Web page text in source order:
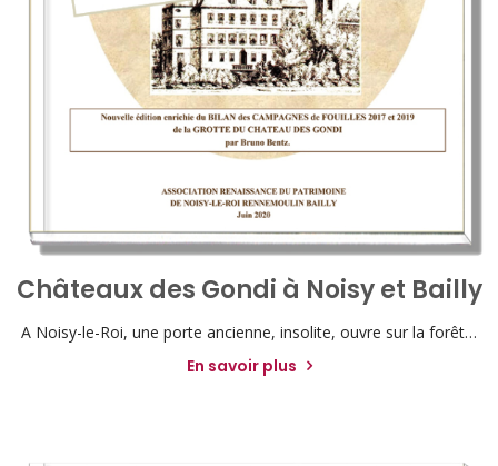
Châteaux des Gondi à Noisy et Bailly
A Noisy-le-Roi, une porte ancienne, insolite, ouvre sur la forêt…
En savoir plus